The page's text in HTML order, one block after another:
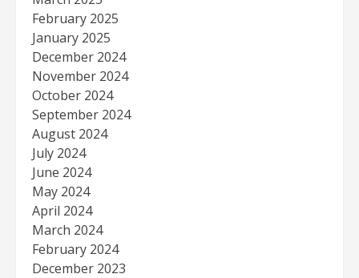
February 2025
January 2025
December 2024
November 2024
October 2024
September 2024
August 2024
July 2024
June 2024
May 2024
April 2024
March 2024
February 2024
December 2023